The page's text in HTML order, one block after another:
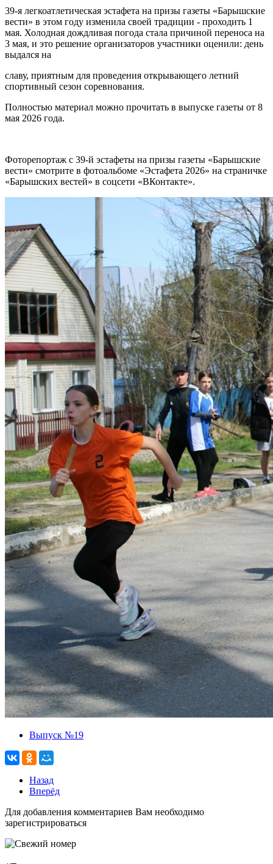
39-я легкоатлетическая эстафета на призы газеты «Барышские
вести» в этом году изменила своей традиции - проходить 1
мая. Холодная дождливая погода стала причиной переноса на
3 мая, и это решение организаторов участники оценили: день
выдался на
славу, приятным для проведения открывающего летний
спортивный сезон соревнования.
Полностью материал можно прочитать в выпуске газеты от 8
мая 2026 года.
Фоторепортаж с 39-й эстафеты на призы газеты «Барышские
вести» смотрите в фотоальбоме «Эстафета 2026» на страничке
«Барышских вестей» в соцсети «ВКонтакте».
Выпуск №19
Назад
Вперёд
Для добавления комментариев Вам необходимо
зарегистрироваться